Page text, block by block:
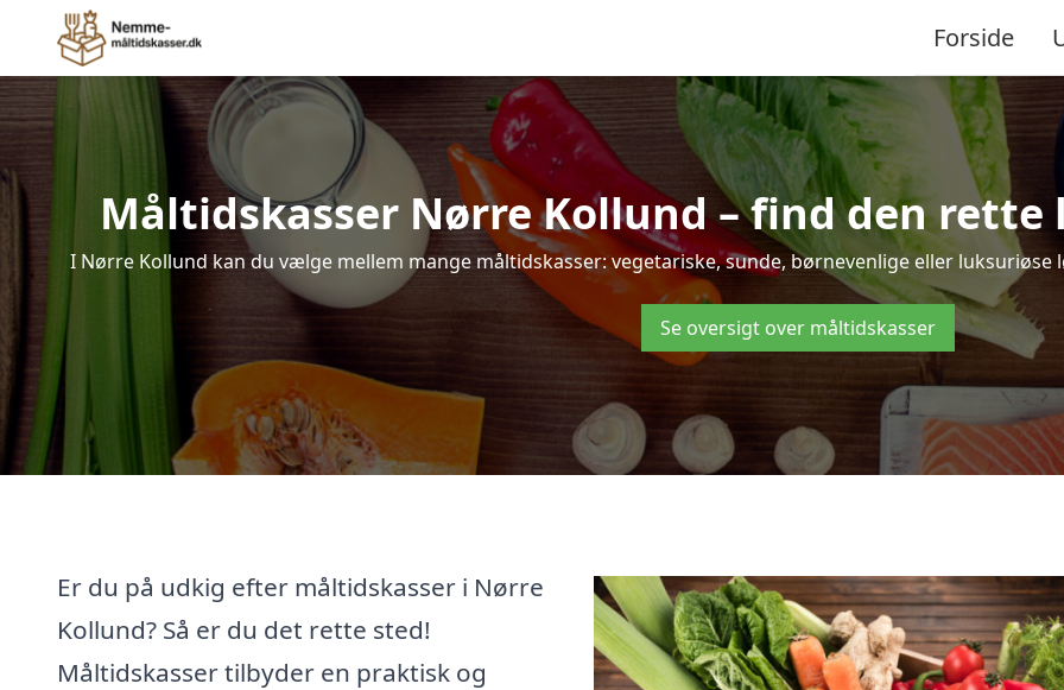
Forside
Måltidskasser Nørre Kollund – find den
I Nørre Kollund kan du vælge mellem mange måltidskasser: vegetariske, sunde, børnevenlige eller luksuriøse
Se oversigt over måltidskasser
Er du på udkig efter måltidskasser i Nørre
Kollund? Så er du det rette sted!
Måltidskasser tilbyder en praktisk og